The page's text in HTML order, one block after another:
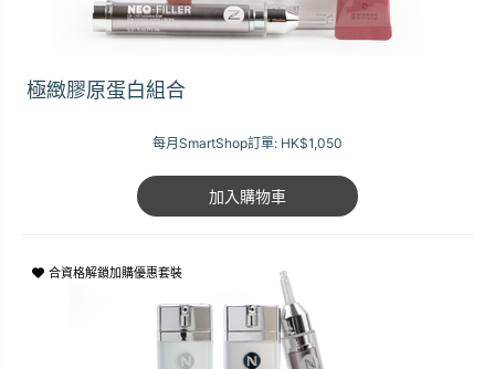
極緻膠原蛋白組合
每月SmartShop訂單: HK$1,050
加入購物車
合資格解鎖加購優惠套裝